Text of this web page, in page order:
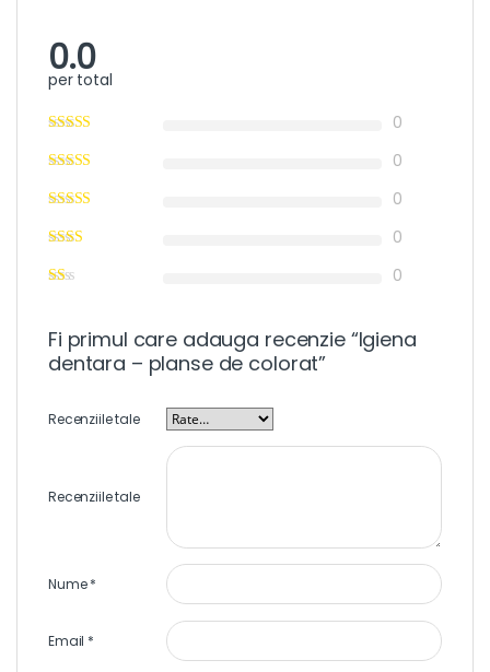
0.0
per total
0
0
0
0
0
Fi primul care adauga recenzie “Igiena
dentara – planse de colorat”
Recenziile tale
Recenziile tale
Nume*
Email *